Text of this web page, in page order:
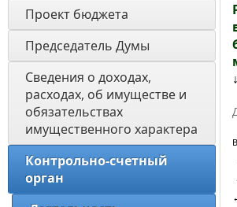
Проект бюджета
Председатель Думы
Сведения о доходах,
расходах, об имуществе и
обязательствах
имущественного характера
Контрольно-счетный
орган
↓